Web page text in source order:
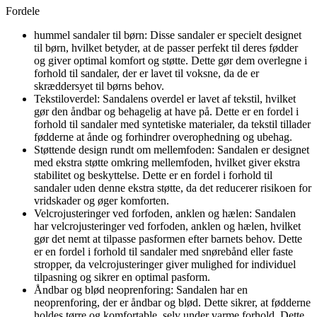
Fordele
hummel sandaler til børn: Disse sandaler er specielt designet
til børn, hvilket betyder, at de passer perfekt til deres fødder
og giver optimal komfort og støtte. Dette gør dem overlegne i
forhold til sandaler, der er lavet til voksne, da de er
skræddersyet til børns behov.
Tekstiloverdel: Sandalens overdel er lavet af tekstil, hvilket
gør den åndbar og behagelig at have på. Dette er en fordel i
forhold til sandaler med syntetiske materialer, da tekstil tillader
fødderne at ånde og forhindrer overophedning og ubehag.
Støttende design rundt om mellemfoden: Sandalen er designet
med ekstra støtte omkring mellemfoden, hvilket giver ekstra
stabilitet og beskyttelse. Dette er en fordel i forhold til
sandaler uden denne ekstra støtte, da det reducerer risikoen for
vridskader og øger komforten.
Velcrojusteringer ved forfoden, anklen og hælen: Sandalen
har velcrojusteringer ved forfoden, anklen og hælen, hvilket
gør det nemt at tilpasse pasformen efter barnets behov. Dette
er en fordel i forhold til sandaler med snørebånd eller faste
stropper, da velcrojusteringer giver mulighed for individuel
tilpasning og sikrer en optimal pasform.
Åndbar og blød neoprenforing: Sandalen har en
neoprenforing, der er åndbar og blød. Dette sikrer, at fødderne